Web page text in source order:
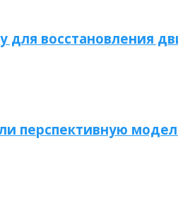
для восстановления
перспективную